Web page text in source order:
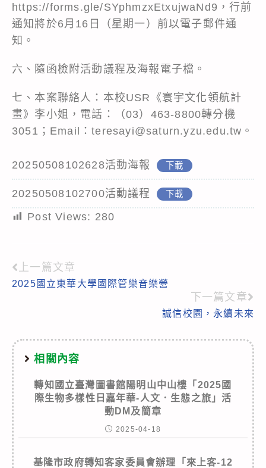
https://forms.gle/SYphmzxEtxujwaNd9，行前
通知將於6月16日（星期一）前以電子郵件通
知。
六、隨函檢附活動議程及海報電子檔。
七、本案聯絡人：本校USR《寰宇文化領航計
畫》李小姐，電話：（03）463-8800轉分機
3051；Email：teresayi@saturn.yzu.edu.tw。
20250508102628活動海報 下載
20250508102700活動議程 下載
Post Views: 280
Read
more
上一篇文章
2025國立東華大學國際管樂音樂營
下一篇文章
誠信校園，永續未來
相關內容
轉知國立臺灣圖書館陽明山中山樓「2025國
際生物多樣性日嘉年華-人文．生態之旅」活
動DM及簡章
2025-04-18
基隆市政府轉知客家委員會辦理「來上客-12